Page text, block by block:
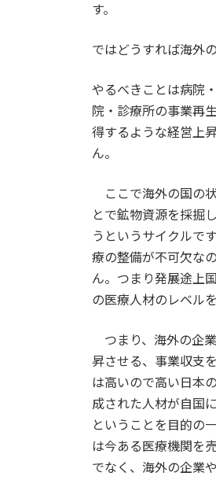
す。
ではどうすれば海外
やるべきことは病院
院・診療所の事業再
得するような経営上
ん。
ここで海外の国の
とで鉱物資源を採掘
うというサイクルで
療の整備が不可欠な
ん。つまり発展途上
の医療人材のレベル
つまり、海外の企
昇させる、事業収支
は高いので高い日本
成された人材が自国
ということを目的の
は今ある医療機関を
でなく、海外の企業